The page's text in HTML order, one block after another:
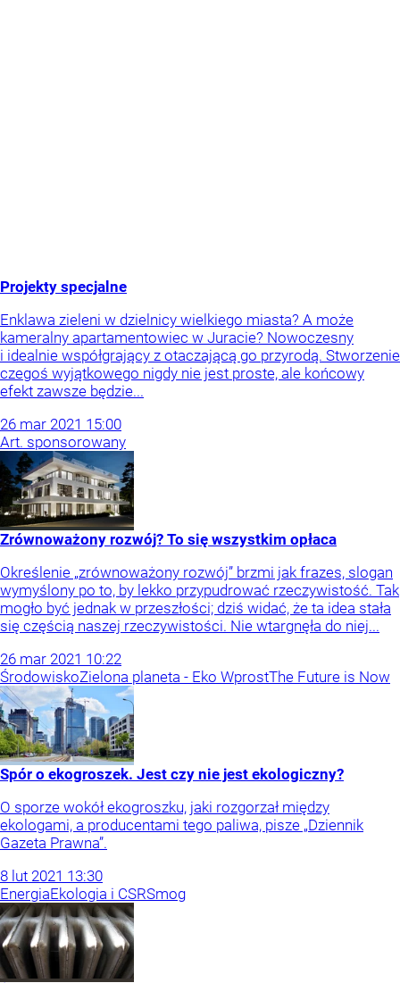
Projekty specjalne
Enklawa zieleni w dzielnicy wielkiego miasta? A może
kameralny apartamentowiec w Juracie? Nowoczesny
i idealnie współgrający z otaczającą go przyrodą. Stworzenie
czegoś wyjątkowego nigdy nie jest proste, ale końcowy
efekt zawsze będzie...
26 mar 2021 15:00
Art. sponsorowany
Zrównoważony rozwój? To się wszystkim opłaca
Określenie „zrównoważony rozwój” brzmi jak frazes, slogan
wymyślony po to, by lekko przypudrować rzeczywistość. Tak
mogło być jednak w przeszłości; dziś widać, że ta idea stała
się częścią naszej rzeczywistości. Nie wtargnęła do niej...
26 mar 2021 10:22
ŚrodowiskoZielona planeta - Eko WprostThe Future is Now
Spór o ekogroszek. Jest czy nie jest ekologiczny?
O sporze wokół ekogroszku, jaki rozgorzał między
ekologami, a producentami tego paliwa, pisze „Dziennik
Gazeta Prawna”.
8 lut 2021 13:30
EnergiaEkologia i CSRSmog